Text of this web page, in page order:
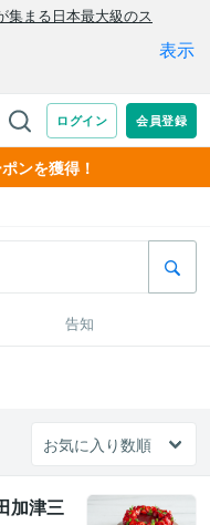
ンを獲得！
告知
加津三